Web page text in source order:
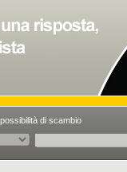
di scambio